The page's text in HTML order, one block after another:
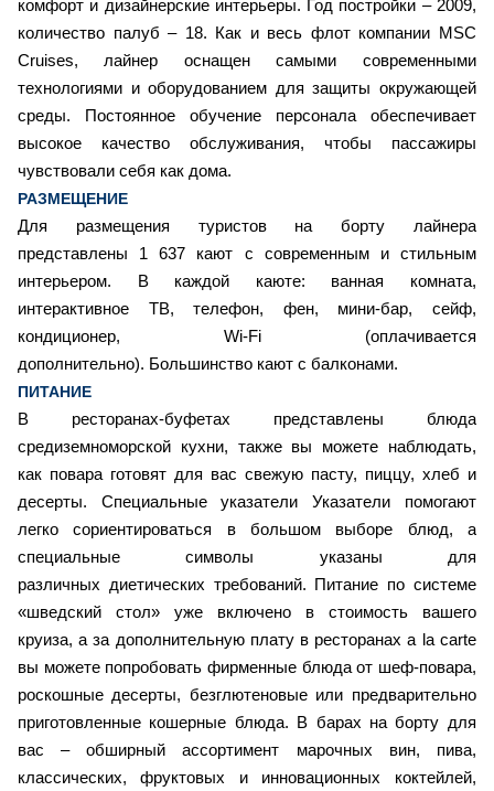
комфорт и дизайнерские интерьеры. Год постройки – 2009,
количество палуб – 18. Как и весь флот компании MSC
Cruises, лайнер оснащен самыми современными
технологиями и оборудованием для защиты окружающей
среды. Постоянное обучение персонала обеспечивает
высокое качество обслуживания, чтобы пассажиры
чувствовали себя как дома.
РАЗМЕЩЕНИЕ
Для размещения туристов на борту лайнера
представлены 1 637 кают с современным и стильным
интерьером. В каждой каюте: ванная комната,
интерактивное ТВ, телефон, фен, мини-бар, сейф,
кондиционер, Wi-Fi (оплачивается
дополнительно). Большинство кают с балконами.
ПИТАНИЕ
В ресторанах-буфетах представлены блюда
средиземноморской кухни, также вы можете наблюдать,
как повара готовят для вас свежую пасту, пиццу, хлеб и
десерты. Специальные указатели Указатели помогают
легко сориентироваться в большом выборе блюд, а
специальные символы указаны для
различных диетических требований. Питание по системе
«шведский стол» уже включено в стоимость вашего
круиза, а за дополнительную плату в ресторанах a la carte
вы можете попробовать фирменные блюда от шеф-повара,
роскошные десерты, безглютеновые или предварительно
приготовленные кошерные блюда. В барах на борту для
вас – обширный ассортимент марочных вин, пива,
классических, фруктовых и инновационных коктейлей,